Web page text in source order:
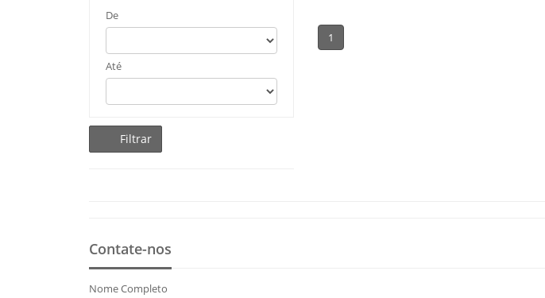
De
Até
Filtrar
1
Contate-nos
Nome Completo